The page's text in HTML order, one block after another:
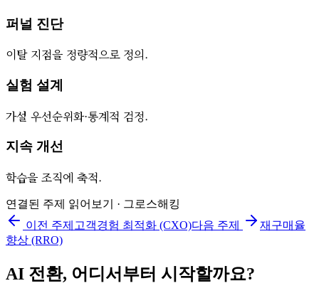
퍼널 진단
이탈 지점을 정량적으로 정의.
실험 설계
가설 우선순위화·통계적 검정.
지속 개선
학습을 조직에 축적.
연결된 주제 읽어보기 · 그로스해킹
이전 주제 고객경험 최적화 (CXO)다음 주제
재구매율
향상 (RRO)
AI 전환, 어디서부터 시작할까요?